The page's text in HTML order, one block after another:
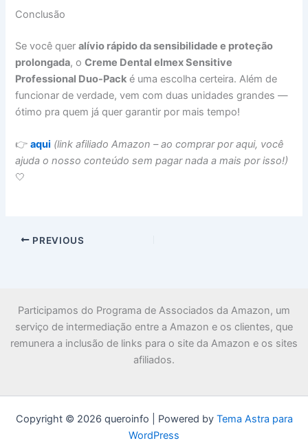
Conclusão
Se você queralívio rápido da sensibilidade e proteção
prolongada, oCreme Dental elmex Sensitive
Professional Duo-Pack é uma escolha certeira. Além de
funcionar de verdade, vem com duas unidades grandes —
ótimo pra quem já quer garantir por mais tempo!
👉aqui (link afiliado Amazon – ao comprar por aqui, você
ajuda o nosso conteúdo sem pagar nada a mais por isso!)
🤍
PREVIOUS
Participamos do Programa de Associados da Amazon, um
serviço de intermediação entre a Amazon e os clientes, que
remunera a inclusão de links para o site da Amazon e os sites
afiliados.
Copyright © 2026 queroinfo | Powered by Tema Astra para
WordPress